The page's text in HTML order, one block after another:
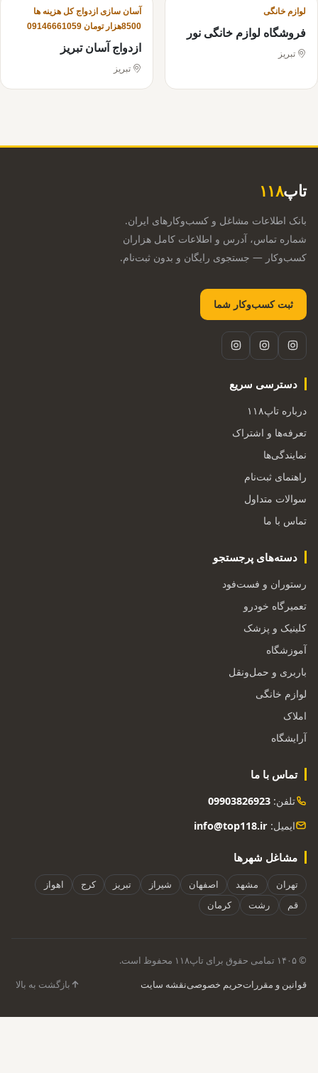
لوازم خانگی
فروشگاه لوازم خانگی نور
تبریز
آسان سازی ازدواج کل هزینه ها
8500هزار تومان 09146661059
ازدواج آسان تبریز
تبریز
تاپ۱۱۸
بانک اطلاعات مشاغل و کسب‌وکارهای ایران.
شماره تماس، آدرس و اطلاعات کامل هزاران
کسب‌وکار — جستجوی رایگان و بدون ثبت‌نام.
ثبت کسب‌وکار شما
دسترسی سریع
درباره تاپ۱۱۸
تعرفه‌ها و اشتراک
نمایندگی‌ها
راهنمای ثبت‌نام
سوالات متداول
تماس با ما
دسته‌های پرجستجو
رستوران و فست‌فود
تعمیرگاه خودرو
کلینیک و پزشک
آموزشگاه
باربری و حمل‌ونقل
لوازم خانگی
املاک
آرایشگاه
تماس با ما
تلفن:09903826923
ایمیل: info@top118.ir
مشاغل شهرها
تهران مشهد اصفهان شیراز تبریز کرج
اهواز
قم
رشت کرمان
© ۱۴۰۵ تمامی حقوق برای تاپ۱۱۸ محفوظ است.
قوانین و مقرراتحریم خصوصینقشه سایت بازگشت به بالا